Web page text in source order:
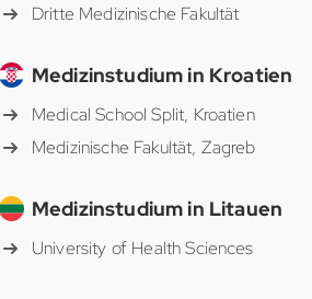
Dritte Medizinische Fakultät
Medizinstudium in Kroatien
Medical School Split, Kroatien
Medizinische Fakultät, Zagreb
Medizinstudium in Litauen
University of Health Sciences